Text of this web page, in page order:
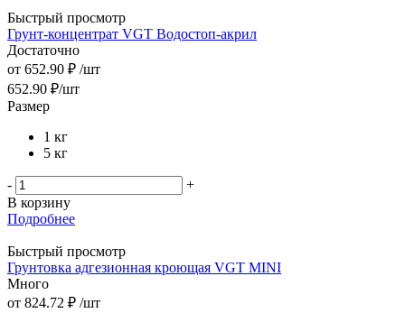
Быстрый просмотр
Грунт-концентрат VGT Водостоп-акрил
Достаточно
от 652.90 ₽ /шт
652.90 ₽/шт
Размер
1 кг
5 кг
-
+
В корзину
Подробнее
Быстрый просмотр
Грунтовка адгезионная кроющая VGT MINI
Много
от 824.72 ₽ /шт